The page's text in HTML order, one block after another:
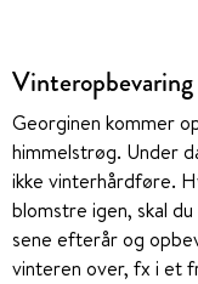
Georginen kommer
himmelstrøg. Under
ikke vinterhårdføre.
blomstre igen, skal
sene efterår og
vinteren over, fx i et